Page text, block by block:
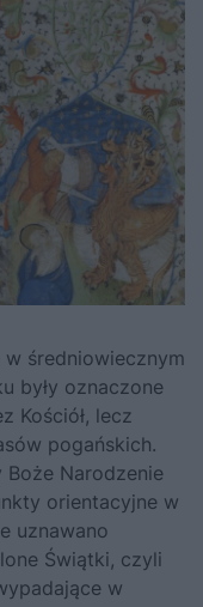
średniowiecznym
były oznaczone
Kościół, lecz
pogańskich.
Boże Narodzenie
orientacyjne w
uznawano
Świątki, czyli
w